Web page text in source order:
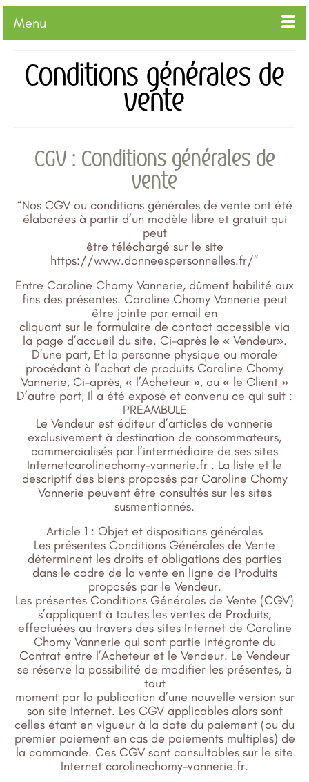
Menu
Conditions générales de
vente
CGV : Conditions générales de
vente
“Nos CGV ou conditions générales de vente ont été
élaborées à partir d’un modèle libre et gratuit qui
peut
être téléchargé sur le site
https://www.donneespersonnelles.fr/”
Entre Caroline Chomy Vannerie, dûment habilité aux
fins des présentes. Caroline Chomy Vannerie peut
être jointe par email en
cliquant sur le formulaire de contact accessible via
la page d’accueil du site. Ci-après le « Vendeur».
D’une part, Et la personne physique ou morale
procédant à l’achat de produits Caroline Chomy
Vannerie, Ci-après, « l’Acheteur », ou « le Client »
D’autre part, Il a été exposé et convenu ce qui suit :
PREAMBULE
Le Vendeur est éditeur d’articles de vannerie
exclusivement à destination de consommateurs,
commercialisés par l’intermédiaire de ses sites
Internetcarolinechomy-vannerie.fr . La liste et le
descriptif des biens proposés par Caroline Chomy
Vannerie peuvent être consultés sur les sites
susmentionnés.
Article 1 : Objet et dispositions générales
Les présentes Conditions Générales de Vente
déterminent les droits et obligations des parties
dans le cadre de la vente en ligne de Produits
proposés par le Vendeur.
Les présentes Conditions Générales de Vente (CGV)
s’appliquent à toutes les ventes de Produits,
effectuées au travers des sites Internet de Caroline
Chomy Vannerie qui sont partie intégrante du
Contrat entre l’Acheteur et le Vendeur. Le Vendeur
se réserve la possibilité de modifier les présentes, à
tout
moment par la publication d’une nouvelle version sur
son site Internet. Les CGV applicables alors sont
celles étant en vigueur à la date du paiement (ou du
premier paiement en cas de paiements multiples) de
la commande. Ces CGV sont consultables sur le site
Internet carolinechomy-vannerie.fr.